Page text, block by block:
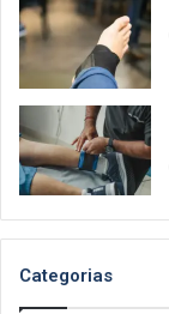
Categorias